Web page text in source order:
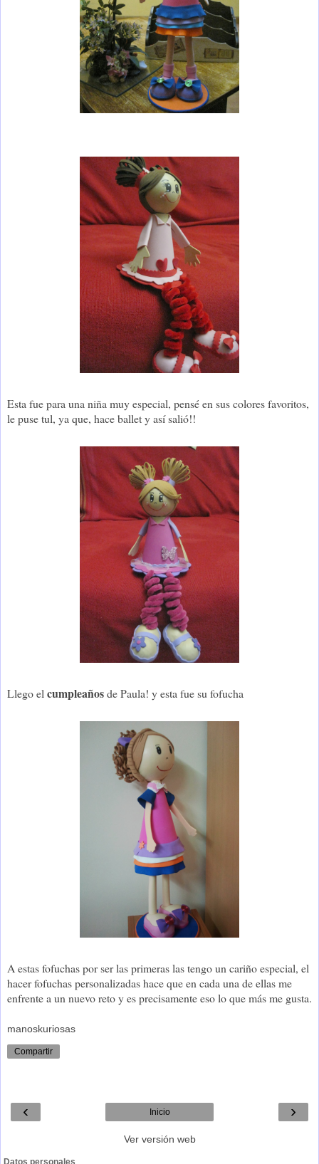
Esta fue para una niña muy especial, pensé en sus colores favoritos,
le puse tul, ya que, hace ballet y así salió!!
Llego el cumpleañosde Paula! y esta fue su fofucha
A estas fofuchas por ser las primeras las tengo un cariño especial, el
hacer fofuchas personalizadas hace que en cada una de ellas me
enfrente a un nuevo reto y es precisamente eso lo que más me gusta.
manoskuriosas
Compartir
‹ ›
Inicio
Ver versión web
Datos personales